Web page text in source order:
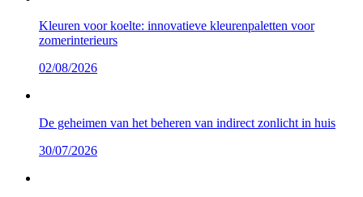
Kleuren voor koelte: innovatieve kleurenpaletten voor
zomerinterieurs
02/08/2026
De geheimen van het beheren van indirect zonlicht in huis
30/07/2026